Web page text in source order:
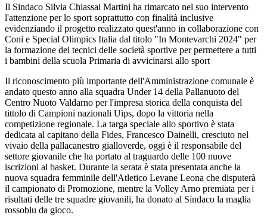
Il Sindaco Silvia Chiassai Martini ha rimarcato nel suo intervento
l'attenzione per lo sport soprattutto con finalità inclusive
evidenziando il progetto realizzato quest'anno in collaborazione con
Coni e Special Olimpics Italia dal titolo "In Montevarchi 2024" per
la formazione dei tecnici delle società sportive per permettere a tutti
i bambini della scuola Primaria di avvicinarsi allo sport
Il riconoscimento più importante dell'Amministrazione comunale è
andato questo anno alla squadra Under 14 della Pallanuoto del
Centro Nuoto Valdarno per l'impresa storica della conquista del
tittolo di Campioni nazionali Uips, dopo la vittoria nella
competizione regionale. La targa speciale allo sportivo è stata
dedicata al capitano della Fides, Francesco Dainelli, cresciuto nel
vivaio della pallacanestro gialloverde, oggi è il responsabile del
settore giovanile che ha portato al traguardo delle 100 nuove
iscrizioni al basket. Durante la serata è stata presentata anche la
nuova squadra femminile dell'Atletico Levane Leona che disputerà
il campionato di Promozione, mentre la Volley Arno premiata per i
risultati delle tre squadre giovanili, ha donato al Sindaco la maglia
rossoblu da gioco.